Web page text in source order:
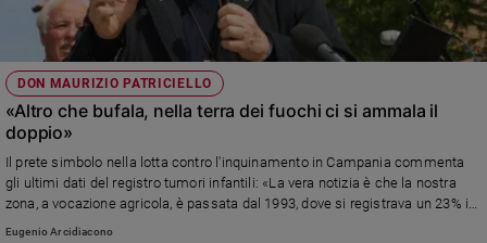
DON MAURIZIO PATRICIELLO
«Altro che bufala, nella terra dei fuochi ci si ammala il
doppio»
Il prete simbolo nella lotta contro l'inquinamento in Campania commenta
gli ultimi dati del registro tumori infantili: «La vera notizia è che la nostra
zona, a vocazione agricola, è passata dal 1993, dove si registrava un 23% in
meno di tumori infantili rispetto alla media nazionale, ad ora in cui siamo
Eugenio Arcidiacono